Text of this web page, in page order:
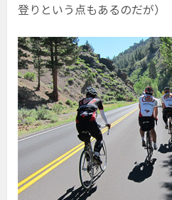
登りという点もあるのだが）